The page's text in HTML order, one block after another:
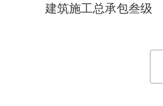
建筑施工总承包叁级